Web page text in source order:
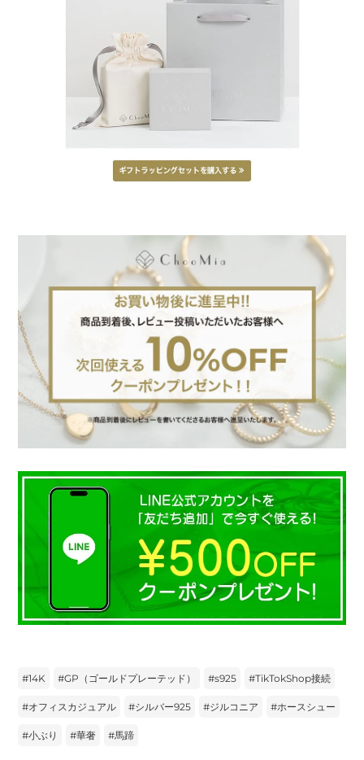
#14K #GP（ゴールドプレーテッド） #s925 #TikTokShop接続
#オフィスカジュアル #シルバー925 #ジルコニア #ホースシュー
#小ぶり #華奢 #馬蹄